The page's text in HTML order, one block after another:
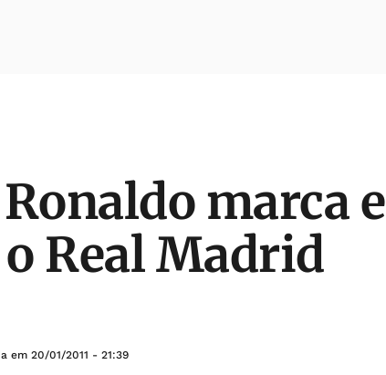
marca e
Real Madrid
em 20/01/2011 - 21:39